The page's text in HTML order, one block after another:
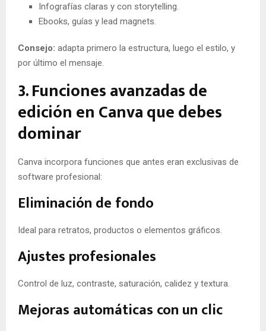
Infografías claras y con storytelling.
Ebooks, guías y lead magnets.
Consejo: adapta primero la estructura, luego el estilo, y
por último el mensaje.
3. Funciones avanzadas de
edición en Canva que debes
dominar
Canva incorpora funciones que antes eran exclusivas de
software profesional:
Eliminación de fondo
Ideal para retratos, productos o elementos gráficos.
Ajustes profesionales
Control de luz, contraste, saturación, calidez y textura.
Mejoras automáticas con un clic